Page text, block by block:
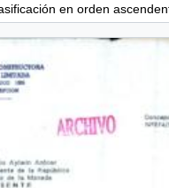
en orden